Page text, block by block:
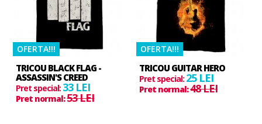
OFERTA!!!
TRICOU BLACK FLAG -
ASSASSIN'S CREED
Pret special: 33 LEI
Pret normal:53 LEI
OFERTA!!!
TRICOU GUITAR HERO
Pret special: 25 LEI
Pret normal:48 LEI